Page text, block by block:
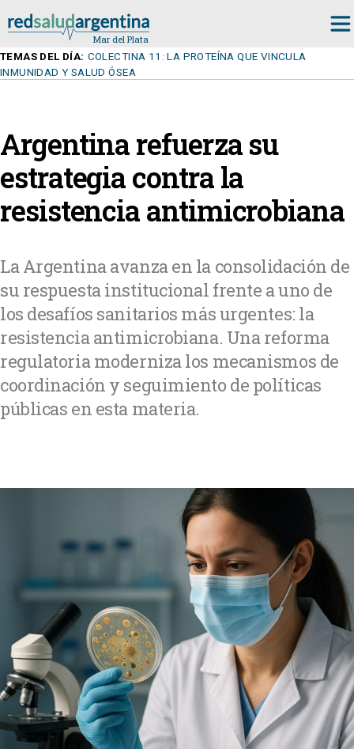
TEMAS DEL DÍA: COLECTINA 11: LA PROTEÍNA QUE VINCULA
INMUNIDAD Y SALUD ÓSEA
Argentina refuerza su
estrategia contra la
resistencia antimicrobiana
La Argentina avanza en la consolidación de
su respuesta institucional frente a uno de
los desafíos sanitarios más urgentes: la
resistencia antimicrobiana. Una reforma
regulatoria moderniza los mecanismos de
coordinación y seguimiento de políticas
públicas en esta materia.